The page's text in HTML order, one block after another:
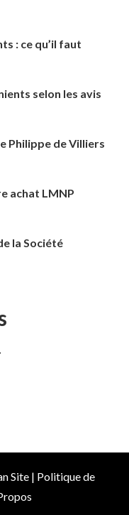
: ce qu’il faut
selon les avis
Philippe de Villiers
achat LMNP
la Société
Site| Politique de